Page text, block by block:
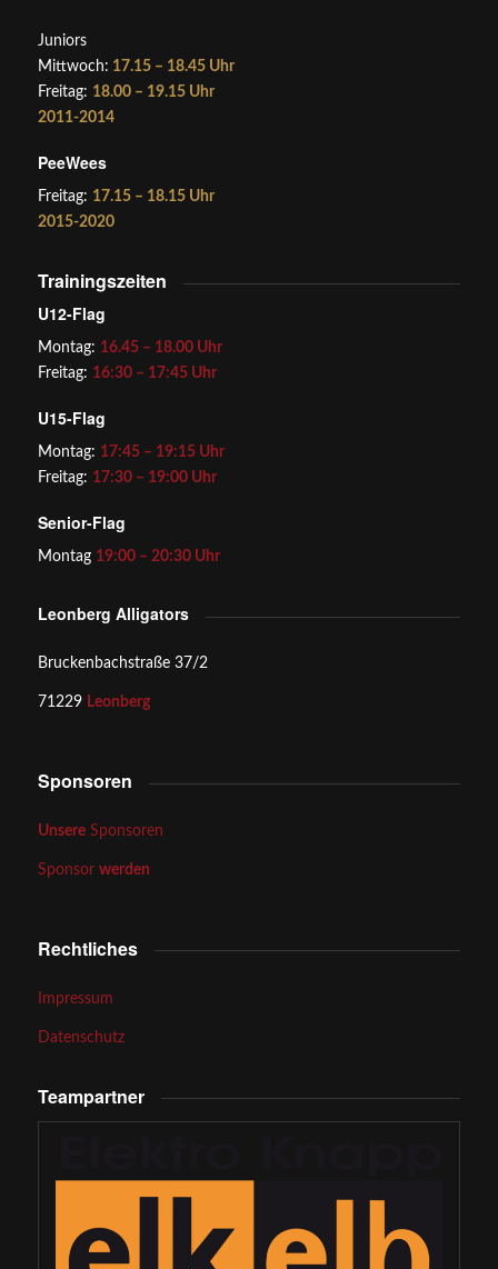
Juniors
Mittwoch: 17.15 – 18.45 Uhr
Freitag: 18.00 – 19.15 Uhr
2011-2014
PeeWees
Freitag: 17.15 – 18.15 Uhr
2015-2020
Trainingszeiten
U12-Flag
Montag: 16.45 – 18.00 Uhr
Freitag: 16:30 – 17:45 Uhr
U15-Flag
Montag: 17:45 – 19:15 Uhr
Freitag: 17:30 – 19:00 Uhr
Senior-Flag
Montag 19:00 – 20:30 Uhr
Leonberg Alligators
Bruckenbachstraße 37/2
71229 Leonberg
Sponsoren
UnsereSponsoren
Sponsor werden
Rechtliches
Impressum
Datenschutz
Teampartner